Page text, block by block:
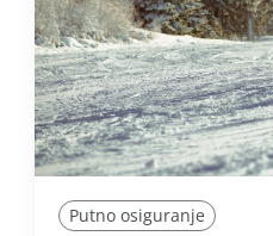
Putno osiguranje